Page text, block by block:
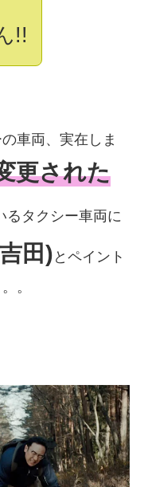
!!
車両、実在しま
更された
るタクシー車両に
田) とペイント
。